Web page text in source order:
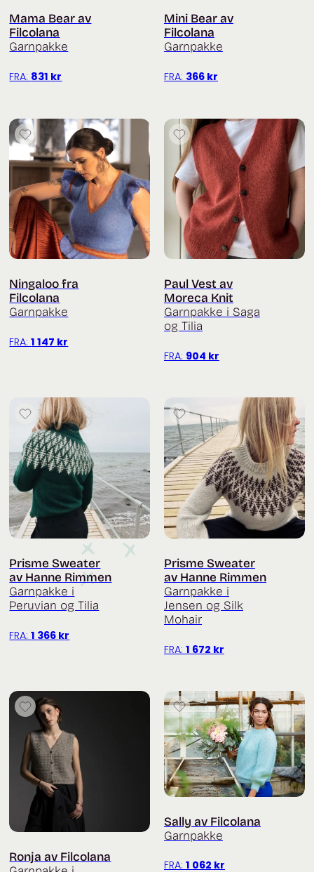
Mama Bear av
Filcolana
Garnpakke
FRA: 831 kr
Mini Bear av
Filcolana
Garnpakke
FRA: 366 kr
Ningaloo fra
Filcolana
Garnpakke
FRA:1 147 kr
Paul Vest av
Moreca Knit
Garnpakke i Saga
og Tilia
FRA: 904 kr
Prisme Sweater
av Hanne Rimmen
Garnpakke i
Peruvian og Tilia
FRA:1 366 kr
Prisme Sweater
av Hanne Rimmen
Garnpakke i
Jensen og Silk
Mohair
FRA: 1 672 kr
Ronja av Filcolana
Sally av Filcolana
Garnpakke
FRA: 1 062 kr